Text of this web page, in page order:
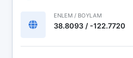
ENLEM / BOYLAM
38.8093 / -122.7720